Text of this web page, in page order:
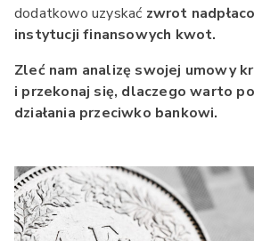
dodatkowo uzyskać zwrot
instytucji finansowych kwot.
Zleć nam analizę swojej umowy
i przekonaj się, dlaczego warto
działania przeciwko bankowi.